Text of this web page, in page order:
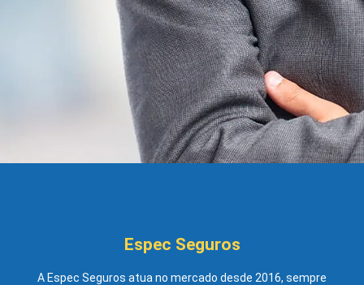
Espec Seguros
A Espec Seguros atua no mercado desde 2016, sempre